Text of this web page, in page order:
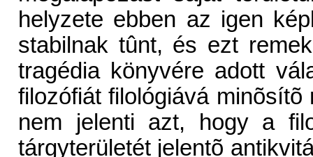
helyzete ebben az igen
stabilnak tûnt, és ezt
tragédia könyvére adott
filozófiát filológiává
nem jelenti azt, hogy a
tárgyterületét jelentõ